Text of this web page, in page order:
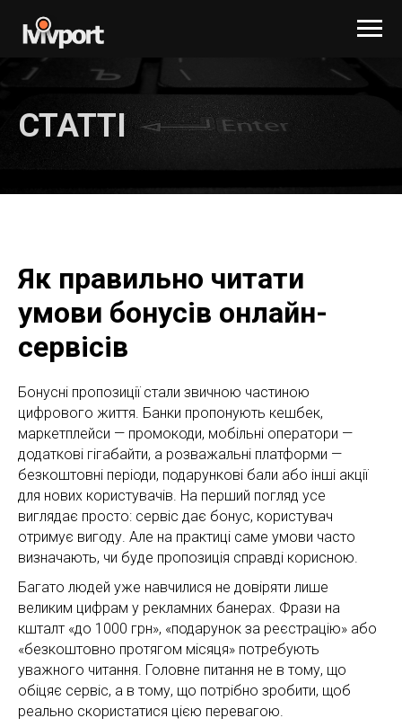
СТАТТІ
Як правильно читати
умови бонусів онлайн-
сервісів
Бонусні пропозиції стали звичною частиною
цифрового життя. Банки пропонують кешбек,
маркетплейси — промокоди, мобільні оператори —
додаткові гігабайти, а розважальні платформи —
безкоштовні періоди, подарункові бали або інші акції
для нових користувачів. На перший погляд усе
виглядає просто: сервіс дає бонус, користувач
отримує вигоду. Але на практиці саме умови часто
визначають, чи буде пропозиція справді корисною.
Багато людей уже навчилися не довіряти лише
великим цифрам у рекламних банерах. Фрази на
кшталт «до 1000 грн», «подарунок за реєстрацію» або
«безкоштовно протягом місяця» потребують
уважного читання. Головне питання не в тому, що
обіцяє сервіс, а в тому, що потрібно зробити, щоб
реально скористатися цією перевагою.